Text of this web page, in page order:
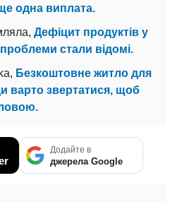
одна виплата.
Дефіцит продуктів у
проблеми стали відомі.
Безкоштовне житло для
варто звертатися, щоб
Додайте в
джерела Google